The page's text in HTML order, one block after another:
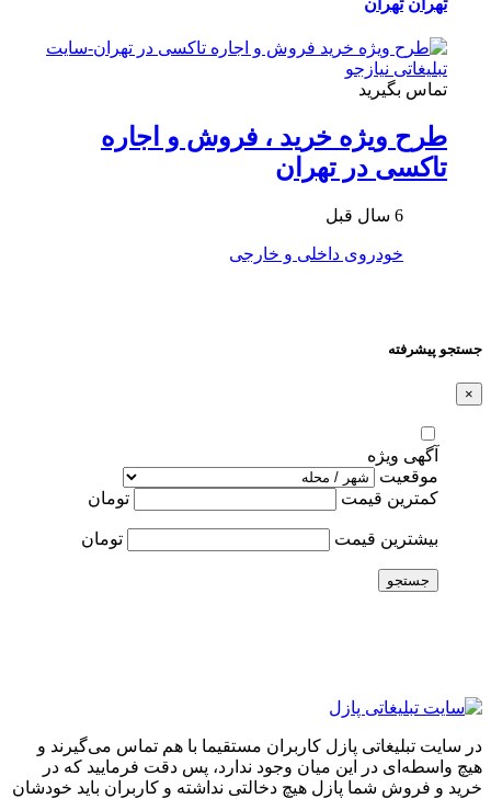
تهران تهران
تماس بگیرید
طرح ویژه خرید ، فروش و اجاره
تاکسی در تهران
6 سال قبل
خودروی داخلی و خارجی
جستجو پیشرفته
×
آگهی ویژه
موقعیت
کمترین قیمت
تومان
بیشترین قیمت تومان
جستجو
در سایت تبلیغاتی پازل کاربران مستقیما با هم تماس می‌گیرند و
هیچ واسطه‌ای در این میان وجود ندارد، پس دقت فرمایید که در
خرید و فروشِ شما پازل هیچ دخالتی نداشته و کاربران باید خودشان